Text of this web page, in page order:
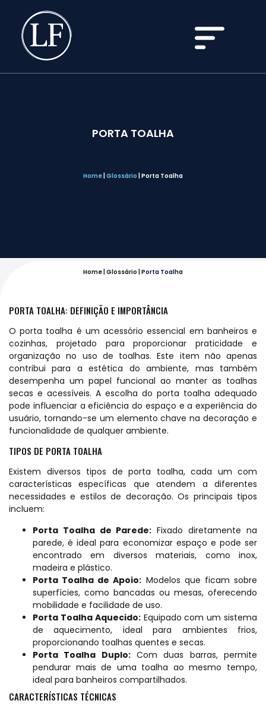
PORTA TOALHA
Home Glossário Porta Toalha
Home Glossário Porta Toalha
PORTA TOALHA: DEFINIÇÃO E IMPORTÂNCIA
O porta toalha é um acessório essencial em banheiros e
cozinhas, projetado para proporcionar praticidade e
organização no uso de toalhas. Este item não apenas
contribui para a estética do ambiente, mas também
desempenha um papel funcional ao manter as toalhas
secas e acessíveis. A escolha do porta toalha adequado
pode influenciar a eficiência do espaço e a experiência do
usuário, tornando-se um elemento chave na decoração e
funcionalidade de qualquer ambiente.
TIPOS DE PORTA TOALHA
Existem diversos tipos de porta toalha, cada um com
características específicas que atendem a diferentes
necessidades e estilos de decoração. Os principais tipos
incluem:
Porta Toalha de Parede: Fixado diretamente na
parede, é ideal para economizar espaço e pode ser
encontrado em diversos materiais, como inox,
madeira e plástico.
Porta Toalha de Apoio: Modelos que ficam sobre
superfícies, como bancadas ou mesas, oferecendo
mobilidade e facilidade de uso.
Porta Toalha Aquecido:Equipado com um sistema
de aquecimento, ideal para ambientes frios,
proporcionando toalhas quentes e secas.
Porta Toalha Duplo:Com duas barras, permite
pendurar mais de uma toalha ao mesmo tempo,
ideal para banheiros compartilhados.
CARACTERÍSTICAS TÉCNICAS